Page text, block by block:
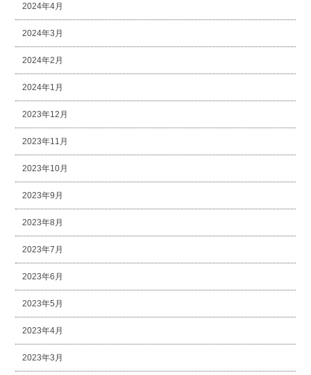
2024年4月
2024年3月
2024年2月
2024年1月
2023年12月
2023年11月
2023年10月
2023年9月
2023年8月
2023年7月
2023年6月
2023年5月
2023年4月
2023年3月